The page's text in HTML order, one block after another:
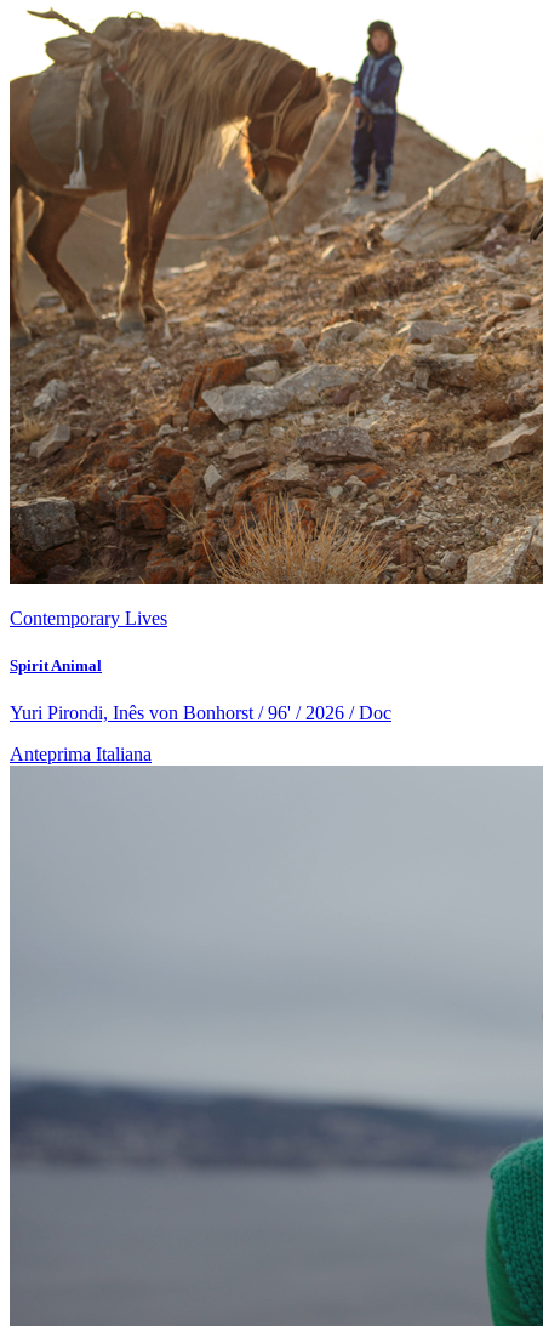
Contemporary Lives
Spirit Animal
Yuri Pirondi, Inês von Bonhorst / 96' / 2026 / Doc
Anteprima Italiana